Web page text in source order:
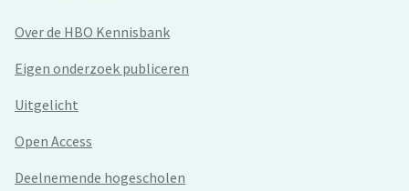
Over de HBO Kennisbank
Eigen onderzoek publiceren
Uitgelicht
Open Access
Deelnemende hogescholen